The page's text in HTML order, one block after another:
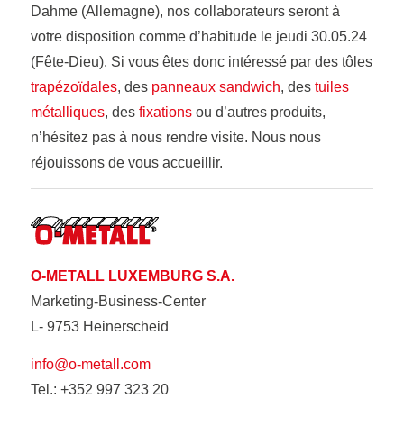
Dahme (Allemagne), nos collaborateurs seront à
votre disposition comme d’habitude le jeudi 30.05.24
(Fête-Dieu). Si vous êtes donc intéressé par des tôles
trapézoïdales, des panneaux sandwich, des tuiles
métalliques, des fixationsou d’autres produits,
n’hésitez pas à nous rendre visite. Nous nous
réjouissons de vous accueillir.
O-METALL LUXEMBURG S.A.
Marketing-Business-Center
L- 9753 Heinerscheid
info@o-metall.com
Tel.: +352 997 323 20